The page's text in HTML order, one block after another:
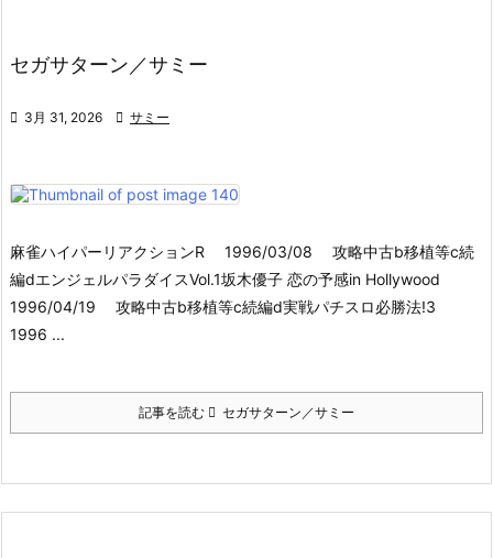
セガサターン／サミー
 3月 31, 2026  サミー
麻雀ハイパーリアクションR 1996/03/08 攻略中古b移植等c続
編dエンジェルパラダイスVol.1坂木優子 恋の予感in Hollywood
1996/04/19 攻略中古b移植等c続編d実戦パチスロ必勝法!3
1996 ...
記事を読む セガサターン／サミー